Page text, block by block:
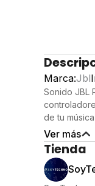
Marca:Jbl
Sonido JBL
de tu
la
experiencia
Hasta 30
30 horas
Ver más
Tienda